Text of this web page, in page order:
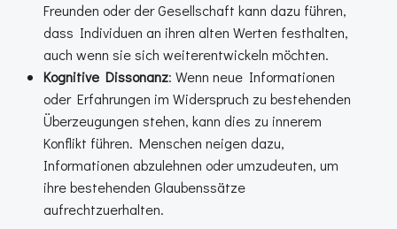
Freunden oder der Gesellschaft kann dazu führen,
dass Individuen an ihren alten Werten festhalten,
auch wenn sie sich weiterentwickeln möchten.
Kognitive Dissonanz: Wenn neue Informationen
oder Erfahrungen im Widerspruch zu bestehenden
Überzeugungen stehen, kann dies zu innerem
Konflikt führen. Menschen neigen dazu,
Informationen abzulehnen oder umzudeuten, um
ihre bestehenden Glaubenssätze
aufrechtzuerhalten.